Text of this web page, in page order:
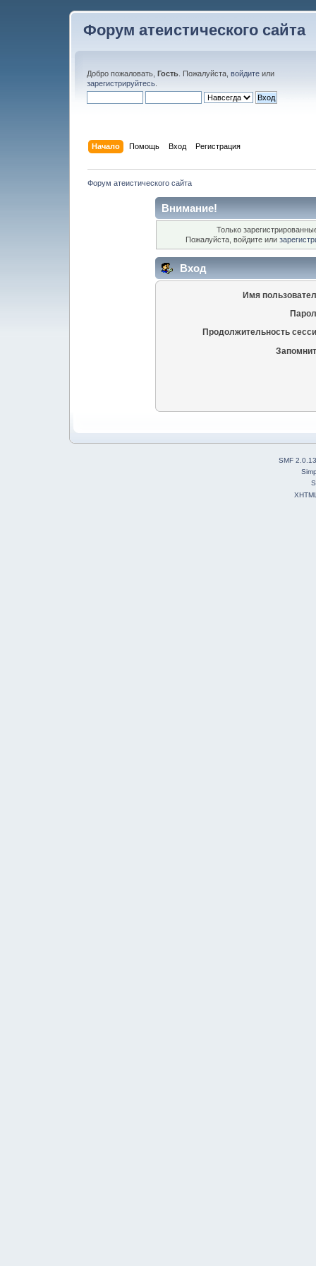
Форум атеистического сайта
Добро пожаловать, Гость . Пожалуйста, войдите или
зарегистрируйтесь
Начало Помощь Вход Регистрация
Форум атеистического сайта
Внимание!
Только
Пожалуйста, войдите или
Вход
Имя
Продолжительность
SMF 2.0.13